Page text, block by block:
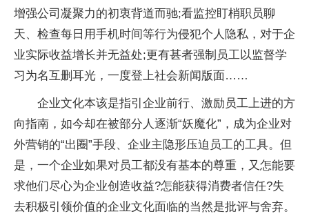
增强公司凝聚力的初衷背道而驰;看监控盯梢职员聊
天、检查每日用手机时间等行为侵犯个人隐私，对于企
业实际收益增长并无益处;更有甚者强制员工以监督学
习为名互删耳光，一度登上社会新闻版面……
企业文化本该是指引企业前行、激励员工上进的方
向指南，如今却在被部分人逐渐“妖魔化”，成为企业对
外营销的“出圈”手段、企业主隐形压迫员工的工具。但
是，一个企业如果对员工都没有基本的尊重，又怎能要
求他们尽心为企业创造收益?怎能获得消费者信任?失
去积极引领价值的企业文化面临的当然是批评与舍弃。